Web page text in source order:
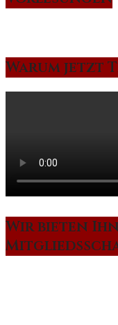
Warum jetzt
Wir bieten